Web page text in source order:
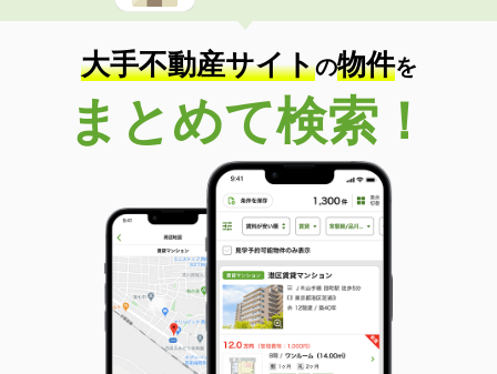
大手不動産サイトの物件を
まとめて検索！